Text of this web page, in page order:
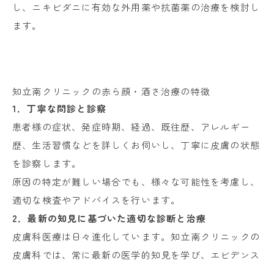
し、ニキビダニに有効な外用薬や抗菌薬の治療を検討し
ます。
知立南クリニックの赤ら顔・酒さ治療の特徴
1．丁寧な問診と診察
患者様の症状、発症時期、経過、既往歴、アレルギー
歴、生活習慣などを詳しくお伺いし、丁寧に皮膚の状態
を診察します。
原因の特定が難しい場合でも、様々な可能性を考慮し、
適切な検査やアドバイスを行います。
2．最新の知見に基づいた適切な診断と治療
皮膚科医療は日々進化しています。知立南クリニックの
皮膚科では、常に最新の医学的知見を学び、エビデンス